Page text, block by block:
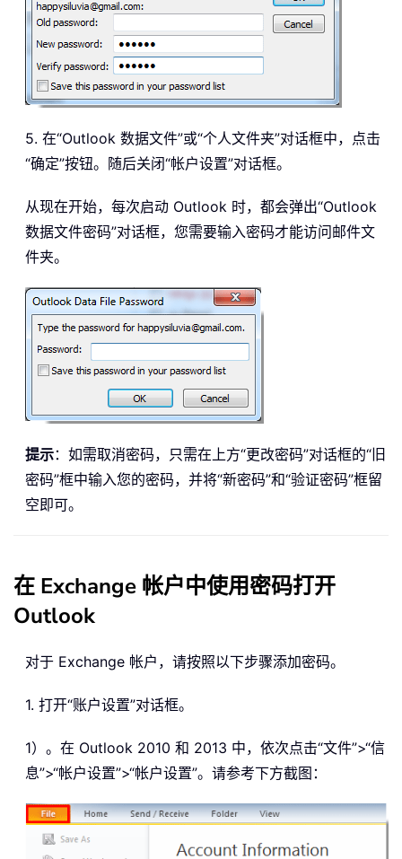
5. 在“Outlook 数据文件”或“个人文件夹”对话框中，点击
“确定”按钮。随后关闭“帐户设置”对话框。
从现在开始，每次启动 Outlook 时，都会弹出“Outlook
数据文件密码”对话框，您需要输入密码才能访问邮件文
件夹。
提示：如需取消密码，只需在上方“更改密码”对话框的“旧
密码”框中输入您的密码，并将“新密码”和“验证密码”框留
空即可。
在 Exchange 帐户中使用密码打开
Outlook
对于 Exchange 帐户，请按照以下步骤添加密码。
1. 打开“账户设置”对话框。
1）。在 Outlook 2010 和 2013 中，依次点击“文件”>“信
息”>“帐户设置”>“帐户设置”。请参考下方截图：